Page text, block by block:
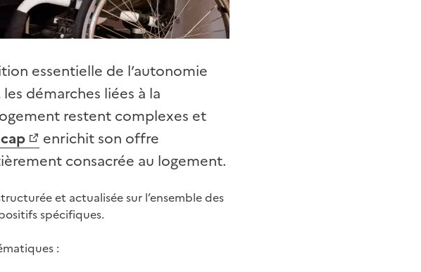
essentielle de l’autonomie
démarches liées à la
restent complexes et
enrichit son offre
consacrée au logement.
et actualisée sur l’ensemble des
spécifiques.
: